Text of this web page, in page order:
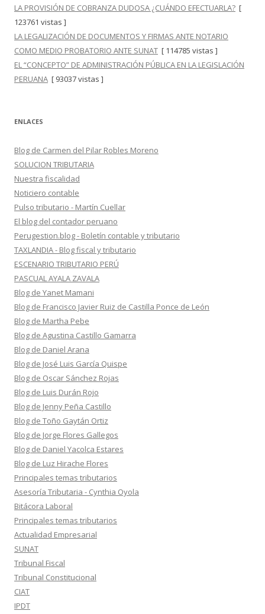
LA PROVISIÓN DE COBRANZA DUDOSA ¿CUÁNDO EFECTUARLA? [
123761 vistas ]
LA LEGALIZACIÓN DE DOCUMENTOS Y FIRMAS ANTE NOTARIO
COMO MEDIO PROBATORIO ANTE SUNAT [ 114785 vistas ]
EL “CONCEPTO” DE ADMINISTRACIÓN PÚBLICA EN LA LEGISLACIÓN
PERUANA [ 93037 vistas ]
ENLACES
Blog de Carmen del Pilar Robles Moreno
SOLUCION TRIBUTARIA
Nuestra fiscalidad
Noticiero contable
Pulso tributario - Martín Cuellar
El blog del contador peruano
Perugestion.blog - Boletín contable y tributario
TAXLANDIA - Blog fiscal y tributario
ESCENARIO TRIBUTARIO PERÚ
PASCUAL AYALA ZAVALA
Blog de Yanet Mamani
Blog de Francisco Javier Ruiz de Castilla Ponce de León
Blog de Martha Pebe
Blog de Agustina Castillo Gamarra
Blog de Daniel Arana
Blog de José Luis García Quispe
Blog de Oscar Sánchez Rojas
Blog de Luis Durán Rojo
Blog de Jenny Peña Castillo
Blog de Toño Gaytán Ortiz
Blog de Jorge Flores Gallegos
Blog de Daniel Yacolca Estares
Blog de Luz Hirache Flores
Principales temas tributarios
Asesoría Tributaria - Cynthia Oyola
Bitácora Laboral
Principales temas tributarios
Actualidad Empresarial
SUNAT
Tribunal Fiscal
Tribunal Constitucional
CIAT
IPDT